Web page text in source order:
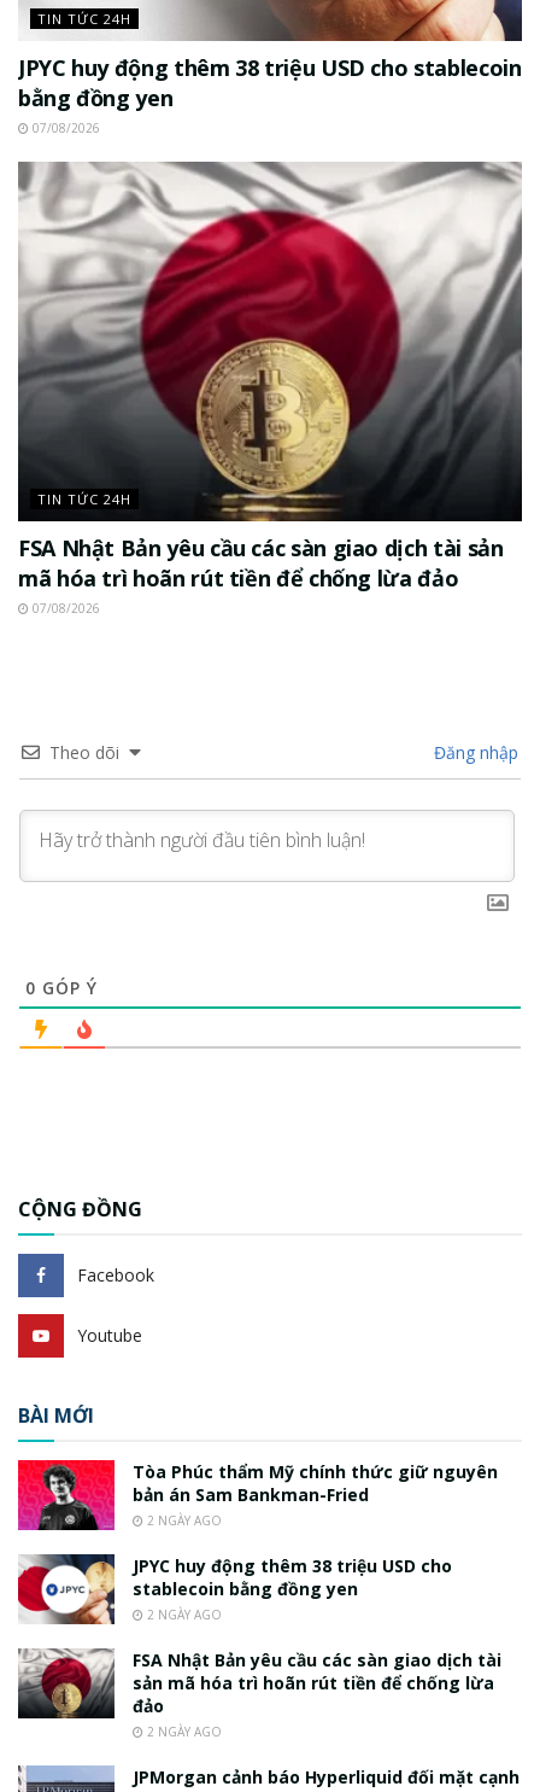
TIN TỨC 24H
JPYC huy động thêm 38 triệu USD cho stablecoin
bằng đồng yen
07/08/2026
TIN TỨC 24H
FSA Nhật Bản yêu cầu các sàn giao dịch tài sản
mã hóa trì hoãn rút tiền để chống lừa đảo
07/08/2026
Theo dõi Đăng nhập
0 GÓP Ý
CỘNG ĐỒNG
Facebook
Youtube
BÀI MỚI
Tòa Phúc thẩm Mỹ chính thức giữ nguyên
bản án Sam Bankman-Fried
2 NGÀY AGO
JPYC huy động thêm 38 triệu USD cho
stablecoin bằng đồng yen
2 NGÀY AGO
FSA Nhật Bản yêu cầu các sàn giao dịch tài
sản mã hóa trì hoãn rút tiền để chống lừa
đảo
2 NGÀY AGO
JPMorgan cảnh báo Hyperliquid đối mặt cạnh